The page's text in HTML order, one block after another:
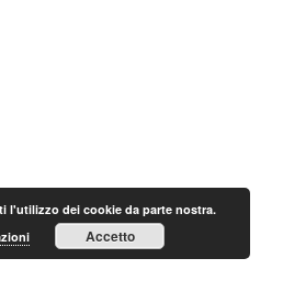
l'utilizzo dei cookie da parte nostra.
Accetto